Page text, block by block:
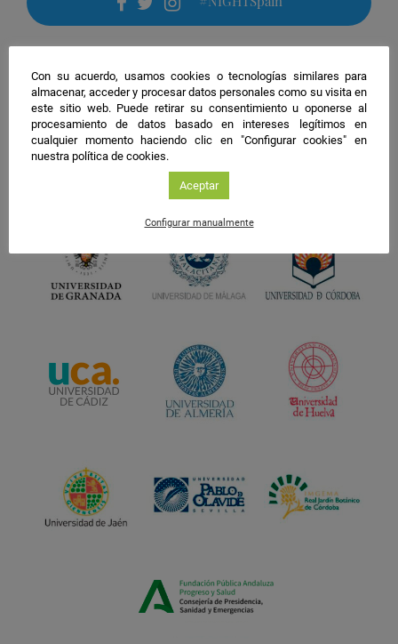
facebook
twitter
instagram
Con su acuerdo, usamos cookies o tecnologías similares para
almacenar, acceder y procesar datos personales como su visita en
este sitio web. Puede retirar su consentimiento u oponerse al
procesamiento de datos basado en intereses legítimos en
cualquier momento haciendo clic en "Configurar cookies" en
nuestra política de cookies.
Aceptar
Configurar manualmente